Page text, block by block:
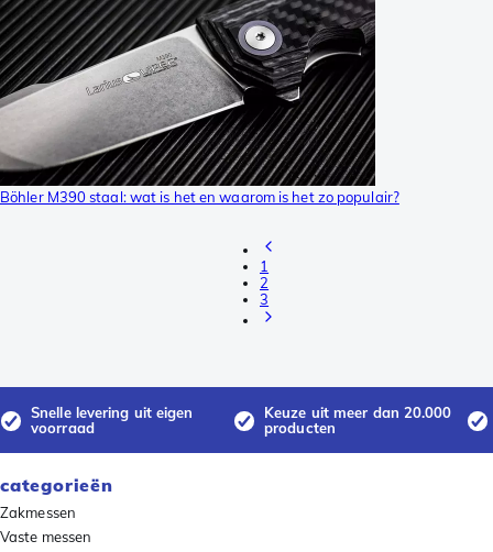
Böhler M390 staal: wat is het en waarom is het zo populair?
1
2
3
Snelle levering uit eigen
voorraad
Keuze uit meer dan 20.000
producten
categorieën
Zakmessen
Vaste messen